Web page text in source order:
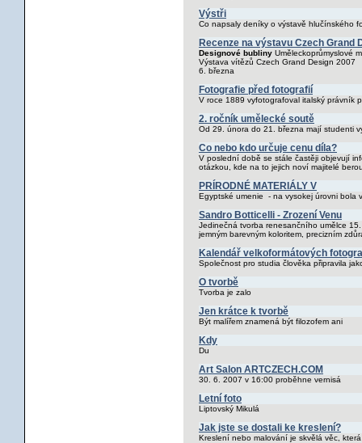
Výstři
Co napsaly deníky o výstavě hlučínského
Recenze na výstavu Czech Grand
Designové bubliny Uměleckoprůmyslové
Výstava vítězů Czech Grand Design 2007
6. března
Fotografie před fotografií
V roce 1889 vyfotografoval italský právník
2. ročník umělecké soutě
Od 29. února do 21. března mají studenti
Co nebo kdo určuje cenu díla?
V poslední době se stále častěji objevují
otázkou, kde na to jejich noví majitelé
PRÍRODNÉ MATERIÁLY V
Egyptské umenie - na vysokej úrovni bola
Sandro Botticelli - Zrození Venu
Jedinečná tvorba renesančního umělce
jemným barevným koloritem, precizním
Kalendář velkoformátových
Společnost pro studia člověka připravila
O tvorbě
Tvorba je zalo
Jen krátce k tvorbě
Být malířem znamená být filozofem ani
Kdy
Du
Art Salon ARTCZECH.COM
30. 6. 2007 v 16:00 proběhne vernisá
Letní foto
Liptovský Mikulá
Jak jste se dostali ke kreslení?
Kreslení nebo malování je skvělá věc,